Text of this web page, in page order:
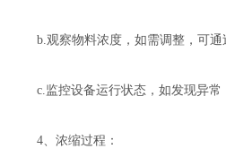
b.观察物料浓度，如需调整，可通
c.监控设备运行状态，如发现异常
4、浓缩过程：